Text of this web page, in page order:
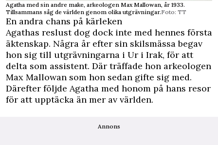
Agatha med sin andre make, arkeologen Max Mallowan, år 1933.
Tillsammans såg de världen genom olika utgrävningar.Foto: TT
En andra chans på kärleken
Agathas reslust dog dock inte med hennes första
äktenskap. Några år efter sin skilsmässa begav
hon sig till utgrävningarna i Ur i Irak, för att
delta som assistent. Där träffade hon arkeologen
Max Mallowan som hon sedan gifte sig med.
Därefter följde Agatha med honom på hans resor
för att upptäcka än mer av världen.
Annons